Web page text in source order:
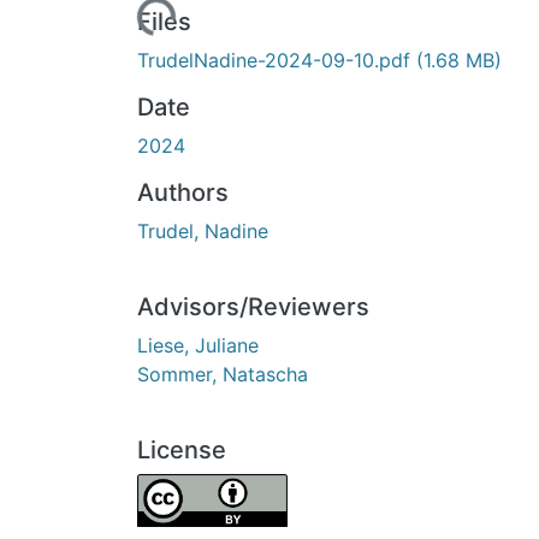
Loading...
Files
TrudelNadine-2024-09-10.pdf (1.68 MB)
Date
2024
Authors
Trudel, Nadine
Advisors/Reviewers
Liese, Juliane
Sommer, Natascha
License